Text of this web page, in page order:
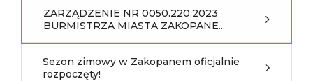
ZARZĄDZENIE NR 0050.220.2023
BURMISTRZA MIASTA ZAKOPANE...
Sezon zimowy w Zakopanem oficjalnie
rozpoczęty!